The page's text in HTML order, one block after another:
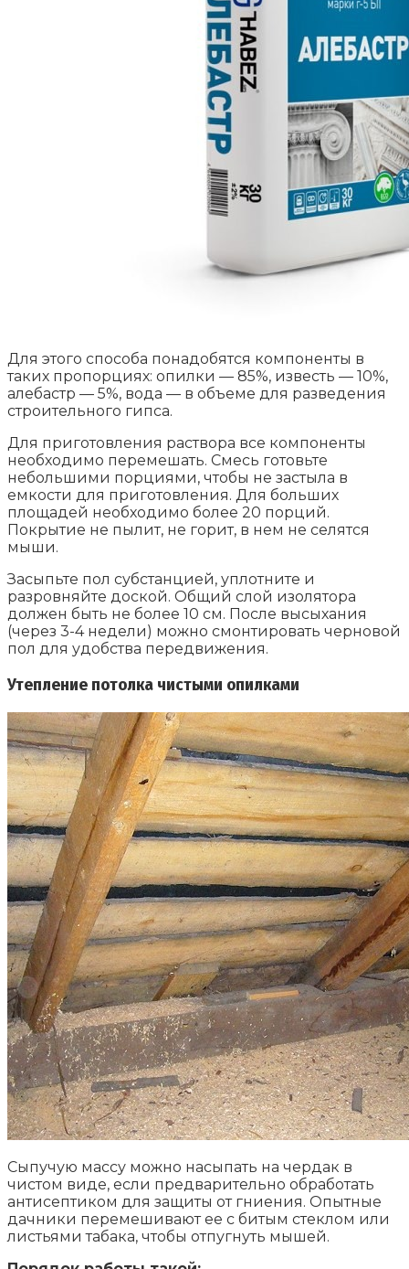
Для этого способа понадобятся компоненты в
таких пропорциях: опилки — 85%, известь — 10%,
алебастр — 5%, вода — в объеме для разведения
строительного гипса.
Для приготовления раствора все компоненты
необходимо перемешать. Смесь готовьте
небольшими порциями, чтобы не застыла в
емкости для приготовления. Для больших
площадей необходимо более 20 порций.
Покрытие не пылит, не горит, в нем не селятся
мыши.
Засыпьте пол субстанцией, уплотните и
разровняйте доской. Общий слой изолятора
должен быть не более 10 см. После высыхания
(через 3-4 недели) можно смонтировать черновой
пол для удобства передвижения.
Утепление потолка чистыми опилками
Сыпучую массу можно насыпать на чердак в
чистом виде, если предварительно обработать
антисептиком для защиты от гниения. Опытные
дачники перемешивают ее с битым стеклом или
листьями табака, чтобы отпугнуть мышей.